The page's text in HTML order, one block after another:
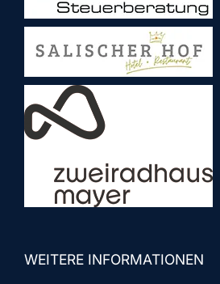
WEITERE INFORMATIONEN